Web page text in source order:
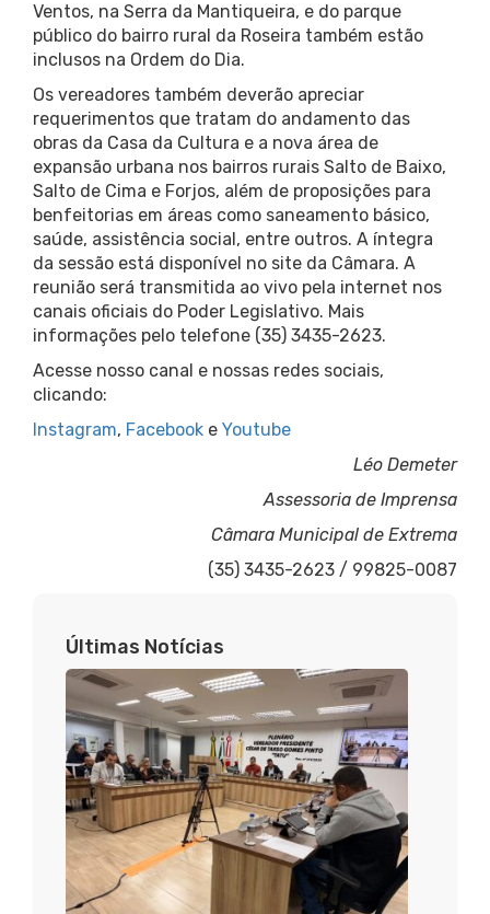
Ventos, na Serra da Mantiqueira, e do parque
público do bairro rural da Roseira também estão
inclusos na Ordem do Dia.
Os vereadores também deverão apreciar
requerimentos que tratam do andamento das
obras da Casa da Cultura e a nova área de
expansão urbana nos bairros rurais Salto de Baixo,
Salto de Cima e Forjos, além de proposições para
benfeitorias em áreas como saneamento básico,
saúde, assistência social, entre outros. A íntegra
da sessão está disponível no site da Câmara. A
reunião será transmitida ao vivo pela internet nos
canais oficiais do Poder Legislativo. Mais
informações pelo telefone (35) 3435-2623.
Acesse nosso canal e nossas redes sociais,
clicando:
Instagram, Facebook e Youtube
Léo Demeter
Assessoria de Imprensa
Câmara Municipal de Extrema
(35) 3435-2623 / 99825-0087
Últimas Notícias